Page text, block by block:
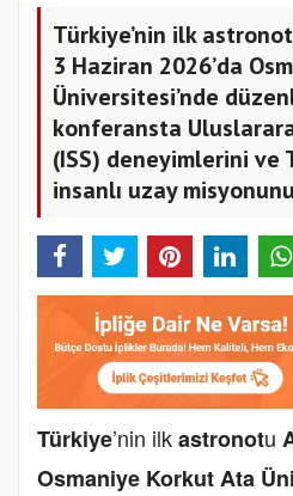
Türkiye’nin ilk
3 Haziran 2026’da
Üniversitesi’nde
konferansta
(ISS) deneyimlerini ve
insanlı uzay
Türkiye’nin ilkastronotu
Osmaniye Korkut Ata